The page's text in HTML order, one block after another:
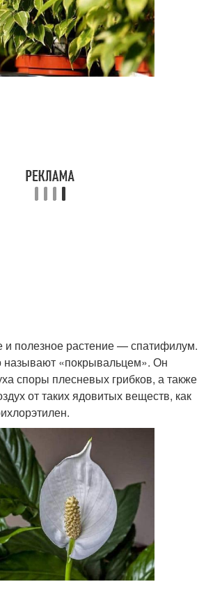
и полезное растение — спатифилум.
называют «покрывальцем». Он
споры плесневых грибков, а также
от таких ядовитых веществ, как